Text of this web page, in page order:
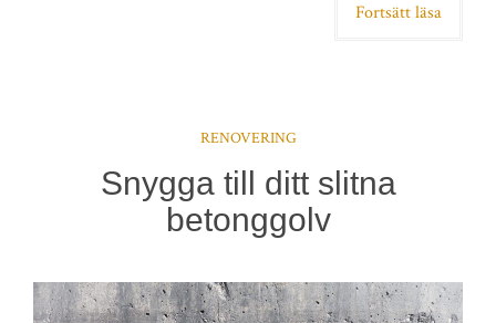
Fortsätt läsa
RENOVERING
Snygga till ditt slitna
betonggolv